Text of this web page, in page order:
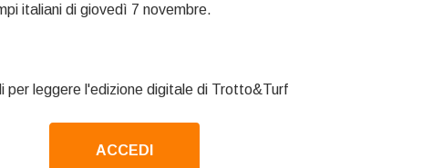
italiani di giovedì 7 novembre.
per leggere l'edizione digitale di Trotto&Turf
ACCEDI